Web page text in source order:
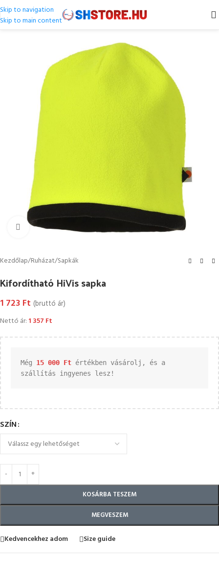
Skip to navigation
Skip to main content
Kattintson a nagyításhoz
Kezdőlap/Ruházat/Sapkák
Kifordítható HiVis sapka
1 723 Ft (bruttó ár)
Nettó ár: 1 357 Ft
Még 15 000 Ft értékben vásárolj, és a
szállítás ingyenes lesz!
SZÍN
KOSÁRBA TESZEM
MEGVESZEM
Kedvencekhez adom Size guide